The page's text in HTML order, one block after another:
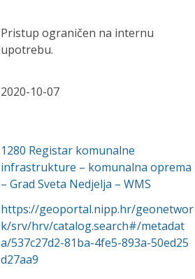
Pristup ograničen na internu
upotrebu.
2020-10-07
1280 Registar komunalne
infrastrukture – komunalna oprema
– Grad Sveta Nedjelja – WMS
https://geoportal.nipp.hr/geonetwor
k/srv/hrv/catalog.search#/metadat
a/537c27d2-81ba-4fe5-893a-50ed25
d27aa9